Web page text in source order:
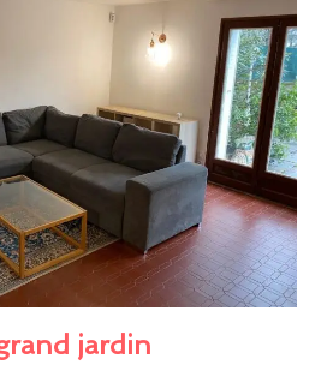
jardin